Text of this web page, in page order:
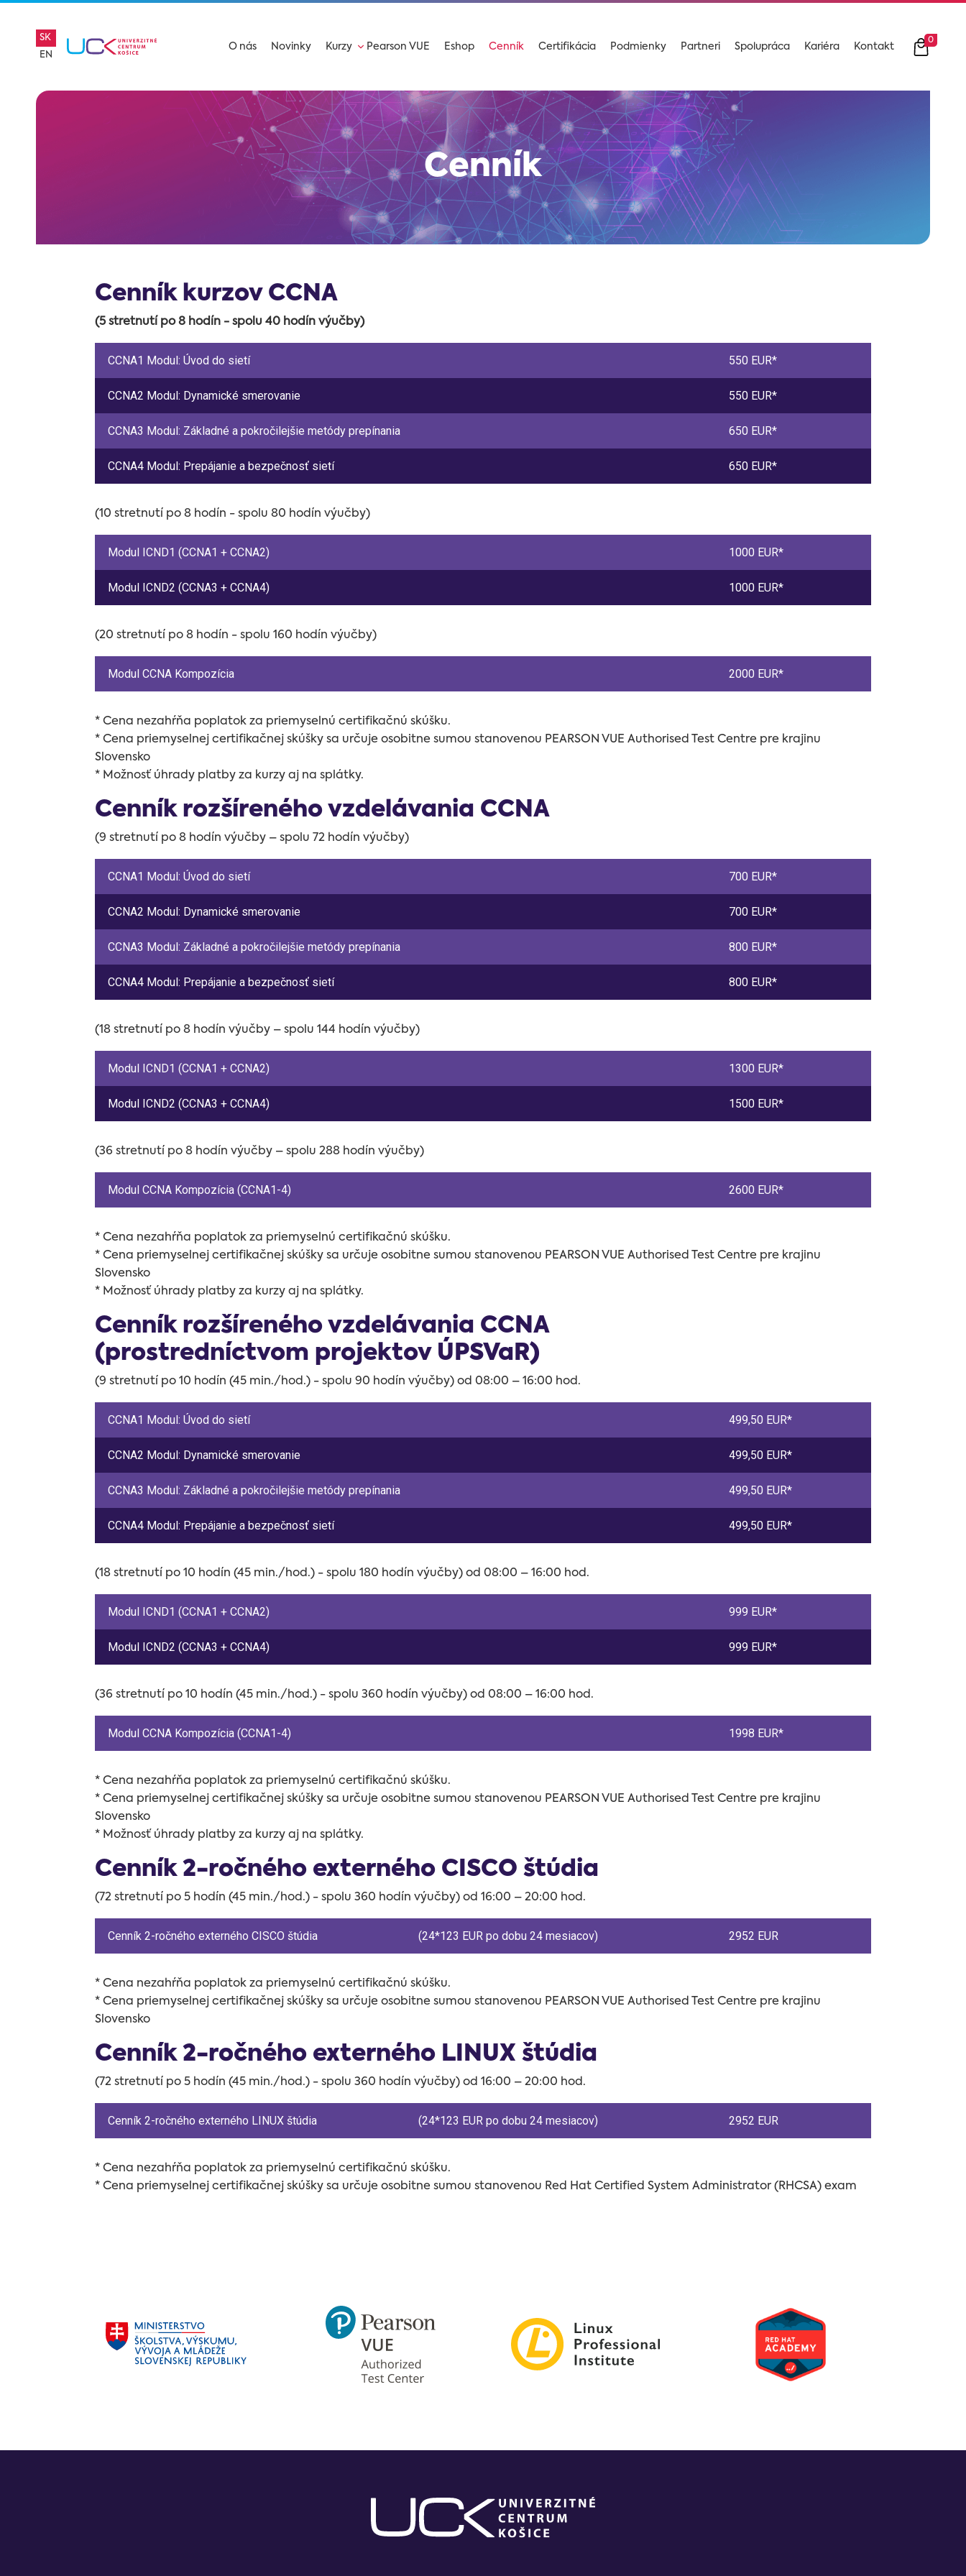
SK
EN
O nás Novinky Kurzy Pearson VUE Eshop Cenník Certifikácia Podmienky Partneri Spolupráca Kariéra Kontakt
0
Cenník
Cenník kurzov CCNA
(5 stretnutí po 8 hodín - spolu 40 hodín výučby)
CCNA1 Modul: Úvod do sietí 550 EUR*
CCNA2 Modul: Dynamické smerovanie 550 EUR*
CCNA3 Modul: Základné a pokročilejšie metódy prepínania 650 EUR*
CCNA4 Modul: Prepájanie a bezpečnosť sietí 650 EUR*
(10 stretnutí po 8 hodín - spolu 80 hodín výučby)
Modul ICND1 (CCNA1 + CCNA2) 1000 EUR*
Modul ICND2 (CCNA3 + CCNA4) 1000 EUR*
(20 stretnutí po 8 hodín - spolu 160 hodín výučby)
Modul CCNA Kompozícia 2000 EUR*
* Cena nezahŕňa poplatok za priemyselnú certifikačnú skúšku.
* Cena priemyselnej certifikačnej skúšky sa určuje osobitne sumou stanovenou PEARSON VUE Authorised Test Centre pre krajinu
Slovensko
* Možnosť úhrady platby za kurzy aj na splátky.
Cenník rozšíreného vzdelávania CCNA
(9 stretnutí po 8 hodín výučby – spolu 72 hodín výučby)
CCNA1 Modul: Úvod do sietí 700 EUR*
CCNA2 Modul: Dynamické smerovanie 700 EUR*
CCNA3 Modul: Základné a pokročilejšie metódy prepínania 800 EUR*
CCNA4 Modul: Prepájanie a bezpečnosť sietí 800 EUR*
(18 stretnutí po 8 hodín výučby – spolu 144 hodín výučby)
Modul ICND1 (CCNA1 + CCNA2) 1300 EUR*
Modul ICND2 (CCNA3 + CCNA4) 1500 EUR*
(36 stretnutí po 8 hodín výučby – spolu 288 hodín výučby)
Modul CCNA Kompozícia (CCNA1-4) 2600 EUR*
* Cena nezahŕňa poplatok za priemyselnú certifikačnú skúšku.
* Cena priemyselnej certifikačnej skúšky sa určuje osobitne sumou stanovenou PEARSON VUE Authorised Test Centre pre krajinu
Slovensko
* Možnosť úhrady platby za kurzy aj na splátky.
Cenník rozšíreného vzdelávania CCNA
(prostredníctvom projektov ÚPSVaR)
(9 stretnutí po 10 hodín (45 min./hod.) - spolu 90 hodín výučby) od 08:00 – 16:00 hod.
CCNA1 Modul: Úvod do sietí 499,50 EUR*
CCNA2 Modul: Dynamické smerovanie 499,50 EUR*
CCNA3 Modul: Základné a pokročilejšie metódy prepínania 499,50 EUR*
CCNA4 Modul: Prepájanie a bezpečnosť sietí 499,50 EUR*
(18 stretnutí po 10 hodín (45 min./hod.) - spolu 180 hodín výučby) od 08:00 – 16:00 hod.
Modul ICND1 (CCNA1 + CCNA2) 999 EUR*
Modul ICND2 (CCNA3 + CCNA4) 999 EUR*
(36 stretnutí po 10 hodín (45 min./hod.) - spolu 360 hodín výučby) od 08:00 – 16:00 hod.
Modul CCNA Kompozícia (CCNA1-4) 1998 EUR*
* Cena nezahŕňa poplatok za priemyselnú certifikačnú skúšku.
* Cena priemyselnej certifikačnej skúšky sa určuje osobitne sumou stanovenou PEARSON VUE Authorised Test Centre pre krajinu
Slovensko
* Možnosť úhrady platby za kurzy aj na splátky.
Cenník 2-ročného externého CISCO štúdia
(72 stretnutí po 5 hodín (45 min./hod.) - spolu 360 hodín výučby) od 16:00 – 20:00 hod.
Cenník 2-ročného externého CISCO štúdia (24*123 EUR po dobu 24 mesiacov) 2952 EUR
* Cena nezahŕňa poplatok za priemyselnú certifikačnú skúšku.
* Cena priemyselnej certifikačnej skúšky sa určuje osobitne sumou stanovenou PEARSON VUE Authorised Test Centre pre krajinu
Slovensko
Cenník 2-ročného externého LINUX štúdia
(72 stretnutí po 5 hodín (45 min./hod.) - spolu 360 hodín výučby) od 16:00 – 20:00 hod.
Cenník 2-ročného externého LINUX štúdia (24*123 EUR po dobu 24 mesiacov) 2952 EUR
* Cena nezahŕňa poplatok za priemyselnú certifikačnú skúšku.
* Cena priemyselnej certifikačnej skúšky sa určuje osobitne sumou stanovenou Red Hat Certified System Administrator (RHCSA) exam